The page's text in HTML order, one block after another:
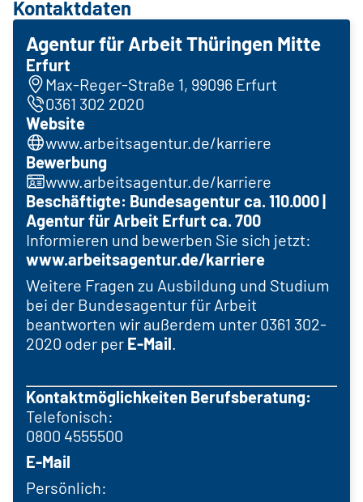
Kontaktdaten
Agentur für Arbeit Thüringen Mitte
Erfurt
Max-Reger-Straße 1, 99096 Erfurt
0361 302 2020
Website
www.arbeitsagentur.de/karriere
Bewerbung
www.arbeitsagentur.de/karriere
Beschäftigte: Bundesagentur ca. 110.000 |
Agentur für Arbeit Erfurt ca. 700
Informieren und bewerben Sie sich jetzt:
www.arbeitsagentur.de/karriere
Weitere Fragen zu Ausbildung und Studium
bei der Bundesagentur für Arbeit
beantworten wir außerdem unter 0361 302-
2020 oder per E-Mail
Kontaktmöglichkeiten Berufsberatung:
Telefonisch:
0800 4555500
E-Mail
Persönlich: